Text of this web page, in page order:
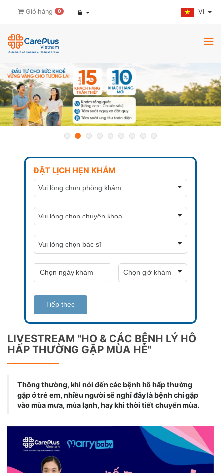
Giỏ hàng 0 VI
ĐẶT LỊCH HẸN KHÁM
Tiếp theo
LIVESTREAM "HO & CÁC BỆNH LÝ HÔ
HẤP THƯỜNG GẶP MÙA HÈ"
Thông thường, khi nói đến các bệnh hô hấp thường
gặp ở trẻ em, nhiều người sẽ nghĩ đây là bệnh chỉ gặp
vào mùa mưa, mùa lạnh, hay khi thời tiết chuyển mùa.